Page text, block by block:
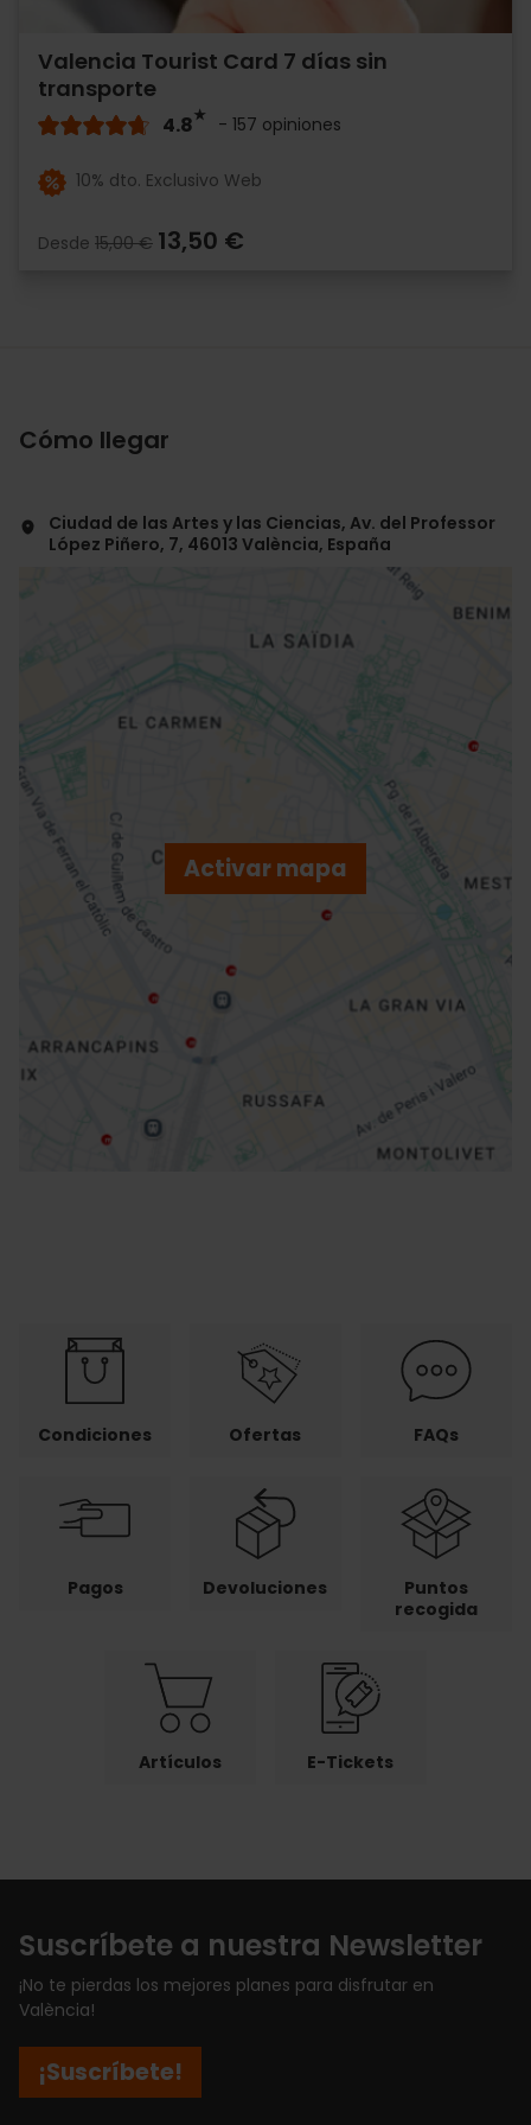
Valencia Tourist Card 7 días sin
transporte
4.8 - 157 opiniones
10% dto. Exclusivo Web
Desde 15,00 € 13,50 €
Cómo llegar
Ciudad de las Artes y las Ciencias, Av. del Professor
López Piñero, 7, 46013 València, España
Activar mapa
Cómo llegar
Condiciones Ofertas FAQs
Pagos Devoluciones
Puntos
recogida
Artículos E-Tickets
Suscríbete a nuestra Newsletter
¡No te pierdas los mejores planes para disfrutar en
València!
¡Suscríbete!